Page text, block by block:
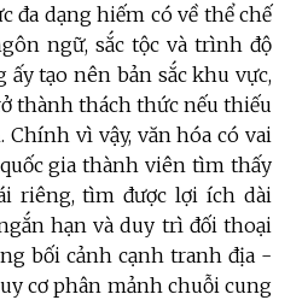
đa dạng hiếm có về thể chế
ngữ, sắc tộc và trình độ
ấy tạo nên bản sắc khu vực,
thành thách thức nếu thiếu
vì vậy, văn hóa có vai
gia thành viên tìm thấy
riêng, tìm được lợi ích dài
hạn và duy trì đối thoại
bối cảnh cạnh tranh địa -
cơ phân mảnh chuỗi cung